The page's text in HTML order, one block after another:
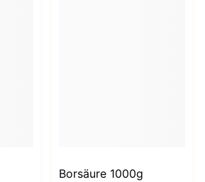
Borsäure 1000g